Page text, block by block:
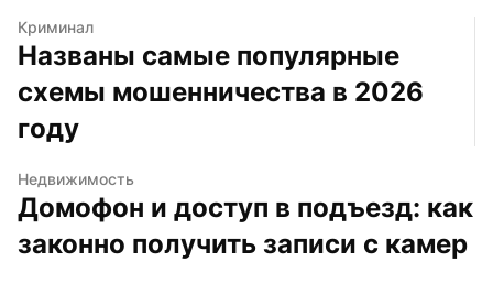
Криминал
Названы самые популярные
схемы мошенничества в 2026
году
Недвижимость
Домофон и доступ в подъезд: как
законно получить записи с камер